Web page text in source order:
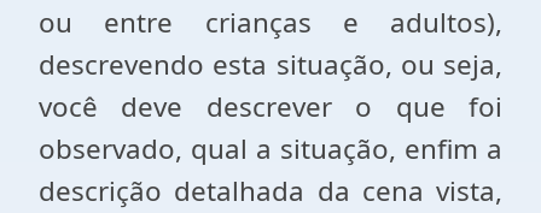
ou entre crianças e adultos),
descrevendo esta situação, ou seja,
você deve descrever o que foi
observado, qual a situação, enfim a
descrição detalhada da cena vista,